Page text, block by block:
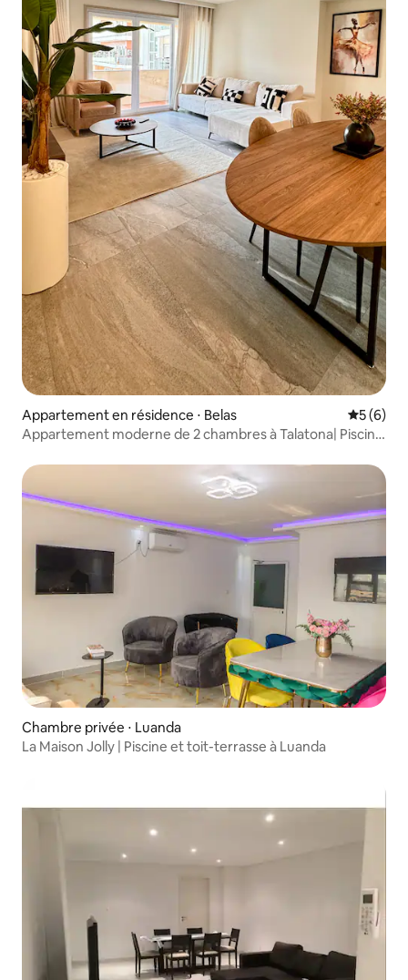
Appartement en résidence ⋅ Belas
5 (6)
Appartement moderne de 2 chambres à Talatona| Piscine
Chambre privée ⋅ Luanda
La Maison Jolly | Piscine et toit-terrasse à Luanda